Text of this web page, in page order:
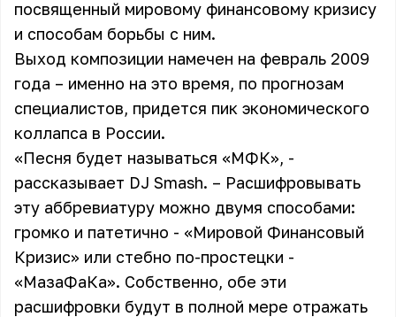
посвященный мировому финансовому кризису
и способам борьбы с ним.
Выход композиции намечен на февраль 2009
года – именно на это время, по прогнозам
специалистов, придется пик экономического
коллапса в России.
«Песня будет называться «МФК», -
рассказывает DJ Smash. – Расшифровывать
эту аббревиатуру можно двумя способами:
громко и патетично - «Мировой Финансовый
Кризис» или стебно по-простецки -
«МазаФаКа». Собственно, обе эти
расшифровки будут в полной мере отражать